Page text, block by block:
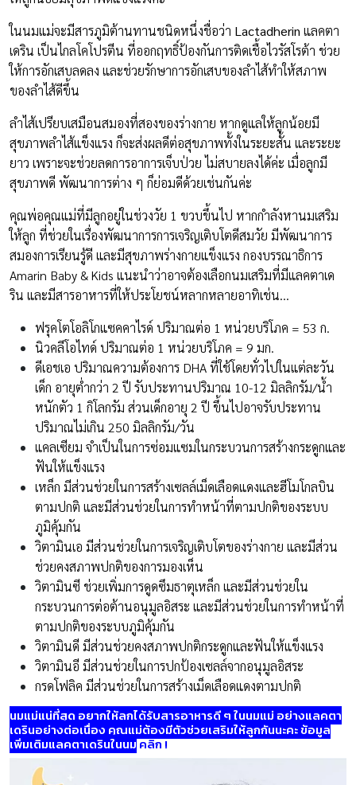
ในนมแม่จะมีสารภูมิต้านทานชนิดหนึ่งชื่อว่า Lactadherin แลคตา
เดริน เป็นไกลโคโปรตีน ที่ออกฤทธิ์ป้องกันการติดเชื้อไวรัสโรต้า ช่วย
ให้การอักเสบลดลง และช่วยรักษาการอักเสบของลำไส้ทำให้สภาพ
ของลำไส้ดีขึ้น
ลำไส้เปรียบเสมือนสมองที่สองของร่างกาย หากดูแลให้ลูกน้อยมี
สุขภาพลำไส้แข็งแรง ก็จะส่งผลดีต่อสุขภาพทั้งในระยะสั้น และระยะ
ยาว เพราะจะช่วยลดการอาการเจ็บป่วย ไม่สบายลงได้ค่ะ เมื่อลูกมี
สุขภาพดี พัฒนาการต่าง ๆ ก็ย่อมดีด้วยเช่นกันค่ะ
คุณพ่อคุณแม่ที่มีลูกอยู่ในช่วงวัย 1 ขวบขึ้นไป หากกำลังหานมเสริม
ให้ลูก ที่ช่วยในเรื่องพัฒนาการการเจริญเติบโตดีสมวัย มีพัฒนาการ
สมองการเรียนรู้ดี และมีสุขภาพร่างกายแข็งแรง กองบรรณาธิการ
Amarin Baby & Kids แนะนำว่าอาจต้องเลือกนมเสริมที่มีแลคตาเด
ริน และมีสารอาหารที่ให้ประโยชน์หลากหลายอาทิเช่น…
ฟรุคโตโอลิโกแซคคาไรด์ ปริมาณต่อ 1 หน่วยบริโภค = 53 ก.
นิวคลีโอไทด์ ปริมาณต่อ 1 หน่วยบริโภค = 9 มก.
ดีเอชเอ ปริมาณความต้องการ DHA ที่ใช้โดยทั่วไปในแต่ละวัน
เด็ก อายุต่ำกว่า 2 ปี รับประทานปริมาณ 10-12 มิลลิกรัม/น้ำ
หนักตัว 1 กิโลกรัม ส่วนเด็กอายุ 2 ปี ขึ้นไปอาจรับประทาน
ปริมาณไม่เกิน 250 มิลลิกรัม/วัน
แคลเซียม จำเป็นในการซ่อมแซมในกระบวนการสร้างกระดูกและ
ฟันให้แข็งแรง
เหล็ก มีส่วนช่วยในการสร้างเซลล์เม็ดเลือดแดงและฮีโมโกลบิน
ตามปกติ และมีส่วนช่วยในการทำหน้าที่ตามปกติของระบบ
ภูมิคุ้มกัน
วิตามินเอ มีส่วนช่วยในการเจริญเติบโตของร่างกาย และมีส่วน
ช่วยคงสภาพปกติของการมองเห็น
วิตามินซี ช่วยเพิ่มการดูดซึมธาตุเหล็ก และมีส่วนช่วยใน
กระบวนการต่อต้านอนุมูลอิสระ และมีส่วนช่วยในการทำหน้าที่
ตามปกติของระบบภูมิคุ้มกัน
วิตามินดี มีส่วนช่วยคงสภาพปกติกระดูกและฟันให้แข็งแรง
วิตามินอี มีส่วนช่วยในการปกป้องเซลล์จากอนุมูลอิสระ
กรดโฟลิค มีส่วนช่วยในการสร้างเม็ดเลือดแดงตามปกติ
นมแม่แน่ที่สุด อยากให้ลูกได้รับสารอาหารดี ๆ ในนมแม่ อย่างแลคตา
เดรินอย่างต่อเนื่อง คุณแม่ต้องมีตัวช่วยเสริมให้ลูกกันนะคะ ข้อมูล
เพิ่มเติมแลคตาเดรินในนมคลิก !